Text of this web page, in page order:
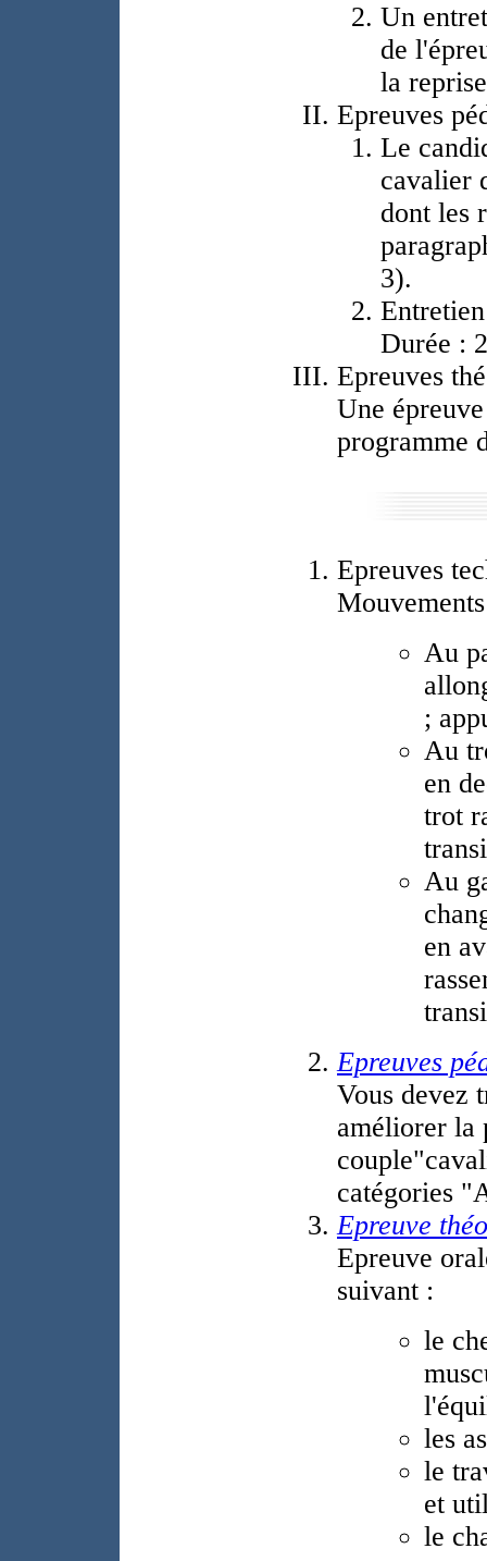
Un
de
la
Epreuves
Le
cavalier
dont les
3).
Durée :
Epreuves
Une
programme
Epreuves
Au
;
Au
en
trot
Au
en
Epreuves
Vous devez
améliorer la
catégories
Epreuve
Epreuve
suivant :
le
les
le
et
le